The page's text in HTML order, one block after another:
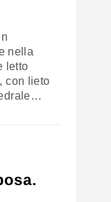
nella
letto
con lieto